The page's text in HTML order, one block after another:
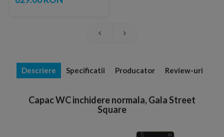
Descriere Specificatii Producator Review-uri
Capac WC inchidere normala, Gala Street
Square